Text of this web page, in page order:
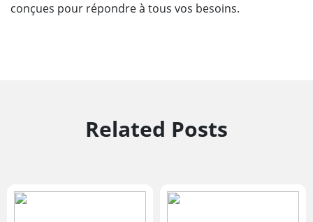
conçues pour répondre à tous vos besoins.
Related Posts